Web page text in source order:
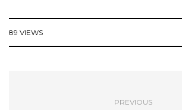
89 VIEWS
PREVIOUS